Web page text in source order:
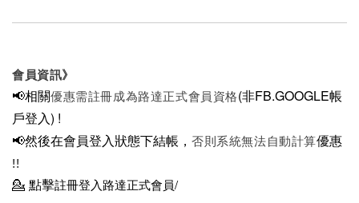
會員資訊》
📢相關優惠需註冊成為路達正式會員資格(非FB.GOOGLE帳
戶登入) !
📢然後在會員登入狀態下結帳， 否則系統無法自動計算優惠
!!
💁 點擊註冊登入路達正式會員/